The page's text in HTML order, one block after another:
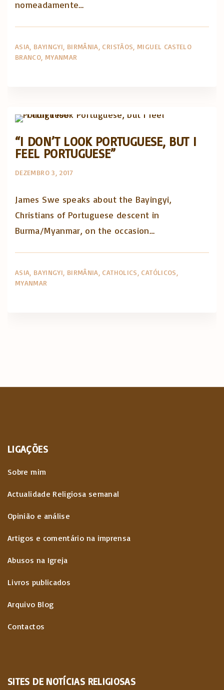
nomeadamente…
ASIA BAYINGYI BIRMÂNIA CRISTÃOS MIGUEL CASTELO
BRANCO MYANMAR
“I DON’T LOOK PORTUGUESE, BUT I
FEEL PORTUGUESE”
DEZEMBRO 3, 2017
James Swe speaks about the Bayingyi,
Christians of Portuguese descent in
Burma/Myanmar, on the occasion…
ASIA BAYINGYI BIRMÂNIA CATHOLICS CATÓLICOS
MYANMAR
LIGAÇÕES
Sobre mim
Actualidade Religiosa semanal
Opinião e análise
Artigos e comentário na imprensa
Abusos na Igreja
Livros publicados
Arquivo Blog
Contactos
SITES DE NOTÍCIAS RELIGIOSAS